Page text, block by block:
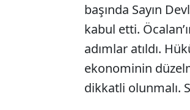
başında Sayın
kabul etti.
adımlar atıldı.
ekonominin
dikkatli olunmalı.